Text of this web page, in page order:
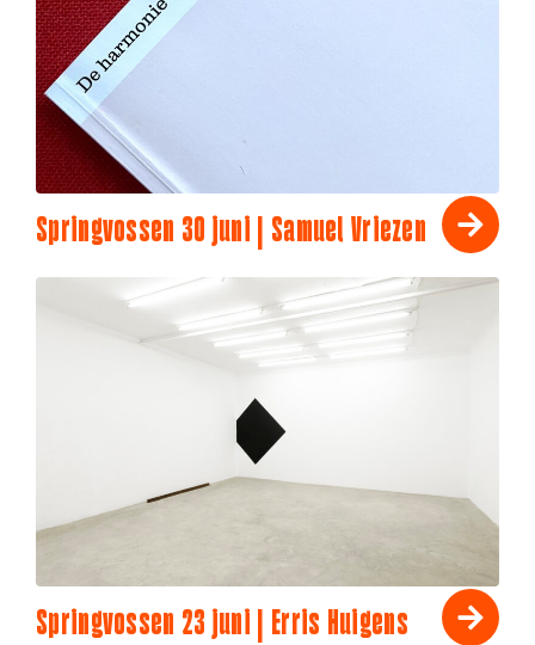
Springvossen 30 juni | Samuel Vriezen
Springvossen 23 juni | Erris Huigens